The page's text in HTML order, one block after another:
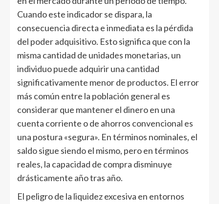
Cuando este indicador se dispara, la
consecuencia directa e inmediata es la pérdida
del poder adquisitivo. Esto significa que con la
misma cantidad de unidades monetarias, un
individuo puede adquirir una cantidad
significativamente menor de productos. El error
más común entre la población general es
considerar que mantener el dinero en una
cuenta corriente o de ahorros convencional es
una postura «segura». En términos nominales, el
saldo sigue siendo el mismo, pero en términos
reales, la capacidad de compra disminuye
drásticamente año tras año.
El peligro de la liquidez excesiva en entornos